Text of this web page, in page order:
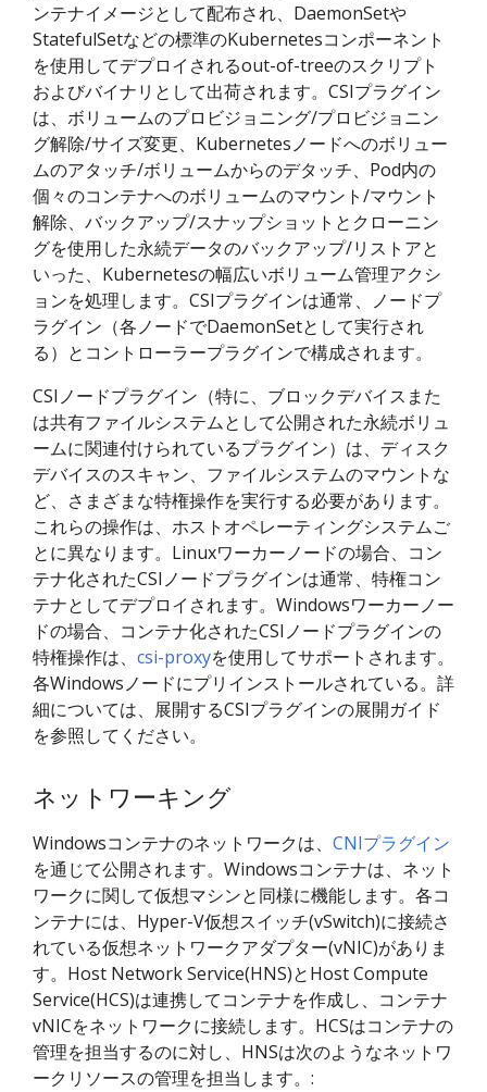
ンテナイメージとして配布され、DaemonSetや
StatefulSetなどの標準のKubernetesコンポーネント
を使用してデプロイされるout-of-treeのスクリプト
およびバイナリとして出荷されます。CSIプラグイン
は、ボリュームのプロビジョニング/プロビジョニン
グ解除/サイズ変更、Kubernetesノードへのボリュー
ムのアタッチ/ボリュームからのデタッチ、Pod内の
個々のコンテナへのボリュームのマウント/マウント
解除、バックアップ/スナップショットとクローニン
グを使用した永続データのバックアップ/リストアと
いった、Kubernetesの幅広いボリューム管理アクシ
ョンを処理します。CSIプラグインは通常、ノードプ
ラグイン（各ノードでDaemonSetとして実行され
る）とコントローラープラグインで構成されます。
CSIノードプラグイン（特に、ブロックデバイスまた
は共有ファイルシステムとして公開された永続ボリュ
ームに関連付けられているプラ​​グイン）は、ディスク
デバイスのスキャン、ファイルシステムのマウントな
ど、さまざまな特権操作を実行する必要があります。
これらの操作は、ホストオペレーティングシステムご
とに異なります。Linuxワーカーノードの場合、コン
テナ化されたCSIノードプラグインは通常、特権コン
テナとしてデプロイされます。Windowsワーカーノー
ドの場合、コンテナ化されたCSIノードプラグインの
特権操作は、 csi-proxyを使用してサポートされます。
各Windowsノードにプリインストールされている。詳
細については、展開するCSIプラグインの展開ガイド
を参照してください。
ネットワーキング
Windowsコンテナのネットワークは、 CNIプラグイン
を通じて公開されます。Windowsコンテナは、ネット
ワークに関して仮想マシンと同様に機能します。各コ
ンテナには、Hyper-V仮想スイッチ(vSwitch)に接続さ
れている仮想ネットワークアダプター(vNIC)がありま
す。Host Network Service(HNS)とHost Compute
Service(HCS)は連携してコンテナを作成し、コンテナ
vNICをネットワークに接続します。HCSはコンテナの
管理を担当するのに対し、HNSは次のようなネットワ
ークリソースの管理を担当します。: